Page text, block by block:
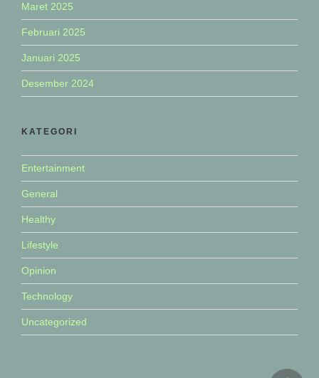
Maret 2025
Februari 2025
Januari 2025
Desember 2024
KATEGORI
Entertainment
General
Healthy
Lifestyle
Opinion
Technology
Uncategorized